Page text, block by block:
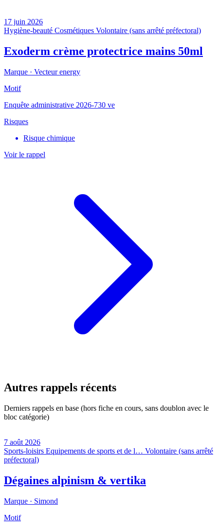
17 juin 2026
Hygiène-beauté Cosmétiques Volontaire (sans arrêté préfectoral)
Exoderm crème protectrice mains 50ml
Marque · Vecteur energy
Motif
Enquête administrative 2026-730 ve
Risques
Risque chimique
Voir le rappel
Autres rappels récents
Derniers rappels en base (hors fiche en cours, sans doublon avec le
bloc catégorie)
7 août 2026
Sports-loisirs Equipements de sports et de l… Volontaire (sans arrêté
préfectoral)
Dégaines alpinism & vertika
Marque · Simond
Motif